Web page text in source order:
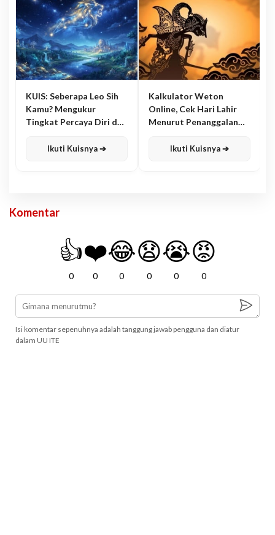
KUIS: Seberapa Leo Sih
Kamu? Mengukur
Tingkat Percaya Diri dan
Ikuti Kuisnya ➔
Kalkulator Weton
Online, Cek Hari Lahir
Menurut Penanggalan
Ikuti Kuisnya ➔
Komentar
👍
0
❤️
0
😂
0
😧
0
😭
0
😡
0
Isi komentar sepenuhnya adalah tanggung jawab pengguna dan diatur
dalam UU ITE